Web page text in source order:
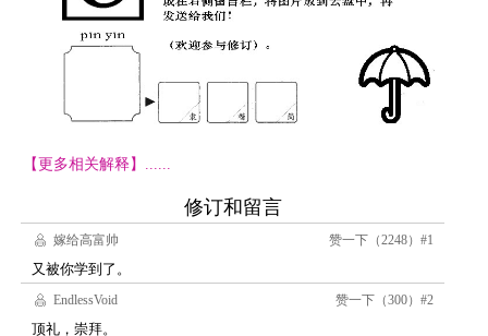
【更多相关解释】......